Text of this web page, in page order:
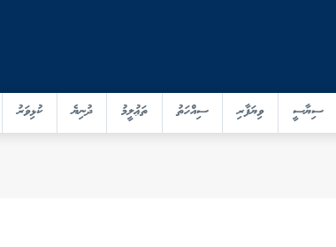
ސިޔާސީ ވިޔަފާރި ސިއްހަތު ތަޢުލީމު ދުނިޔެ ކުޅިވަރު